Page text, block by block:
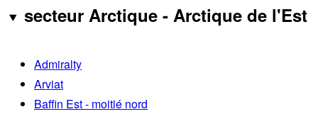
secteur Arctique - Arctique de l'Est
Admiralty
Arviat
Baffin Est - moitié nord